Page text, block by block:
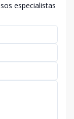
especialistas